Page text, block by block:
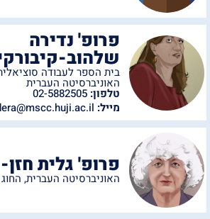
פרופ' נדירה
שלהוב-
בית הספר לעבודה
האוניברסיטה העברית
טלפון:
מייל:
פרופ' גלית
האוניברסיטה העברית,